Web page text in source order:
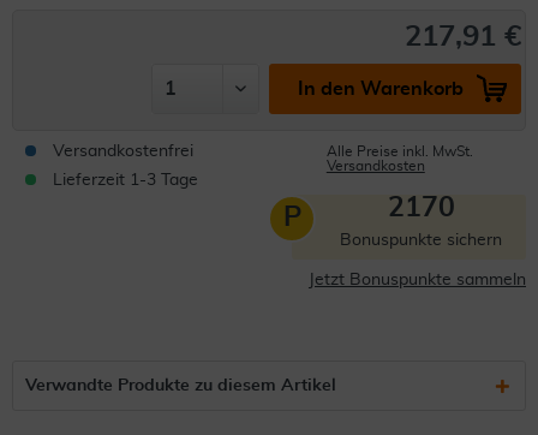
217,91 €
In den Warenkorb
Versandkostenfrei
Lieferzeit 1-3 Tage
Alle Preise inkl. MwSt.
Versandkosten
P 2170
Bonuspunkte sichern
Jetzt Bonuspunkte sammeln
Verwandte Produkte zu diesem Artikel